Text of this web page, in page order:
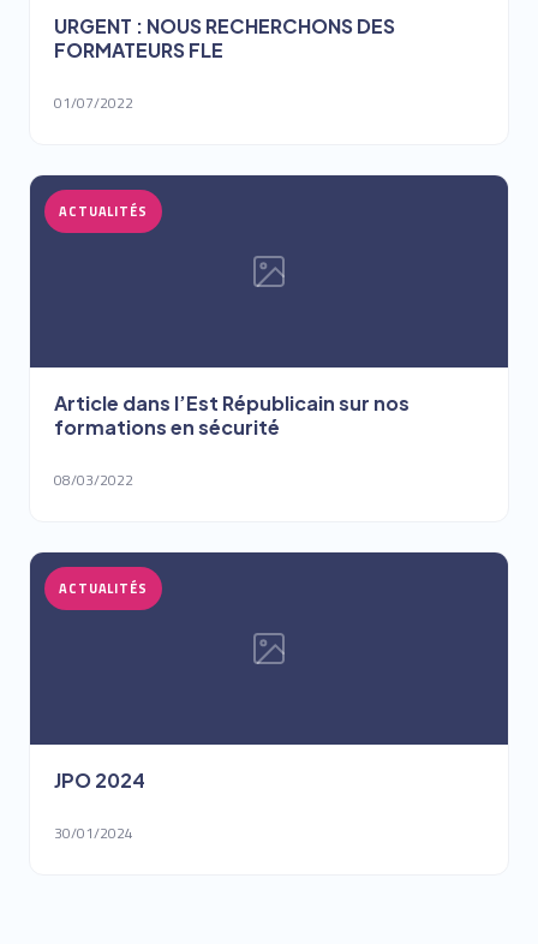
URGENT : NOUS RECHERCHONS DES
FORMATEURS FLE
01/07/2022
ACTUALITÉS
Article dans l’Est Républicain sur nos
formations en sécurité
08/03/2022
ACTUALITÉS
JPO 2024
30/01/2024